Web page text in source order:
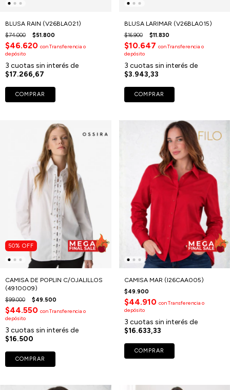
BLUSA RAIN (V26BLA021)
$74.000 $51.800
$46.620 conTransferencia o
depósito
3 cuotas sin interés de
$17.266,67
COMPRAR
BLUSA LARIMAR (V26BLA015)
$16.900 $11.830
$10.647 conTransferencia o
depósito
3 cuotas sin interés de
$3.943,33
COMPRAR
50% OFF
CAMISA DE POPLIN C/OJALILLOS
(4910009)
$99.000 $49.500
$44.550 conTransferencia o
depósito
3 cuotas sin interés de
$16.500
COMPRAR
CAMISA MAR (I26CAA005)
$49.900
$44.910 conTransferencia o
depósito
3 cuotas sin interés de
$16.633,33
COMPRAR